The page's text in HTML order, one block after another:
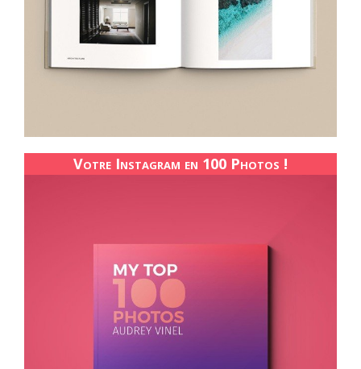
Votre Instagram en 100 Photos !